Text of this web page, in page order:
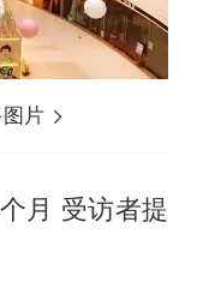
片
月 受访者提